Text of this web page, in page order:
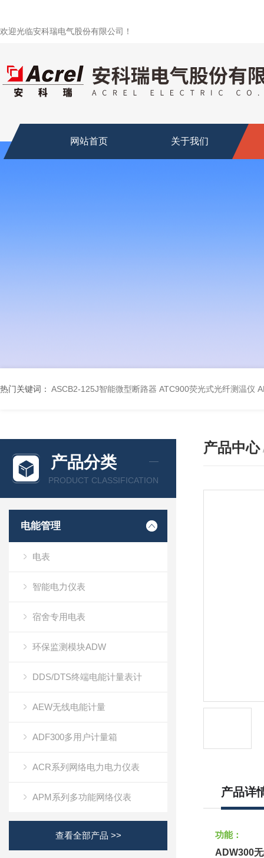
欢迎光临安科瑞电气股份有限公司！
网站首页 关于我们
热门关键词： ASCB2-125J智能微型断路器 ATC900荧光式光纤测温仪
产品分类
PRODUCT CLASSIFICATION
电能管理
电表
智能电力仪表
宿舍专用电表
环保监测模块ADW
DDS/DTS终端电能计量表计
AEW无线电能计量
ADF300多用户计量箱
ACR系列网络电力电力仪表
APM系列多功能网络仪表
查看全部产品 >>
产品中心
产品详
功能：
ADW300